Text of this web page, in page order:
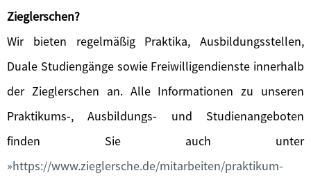
Zieglerschen?
Wir bieten regelmäßig Praktika, Ausbildungsstellen,
Duale Studiengänge sowie Freiwilligendienste innerhalb
der Zieglerschen an. Alle Informationen zu unseren
Praktikums-, Ausbildungs- und Studienangeboten
finden Sie auch unter
https://www.zieglersche.de/mitarbeiten/praktikum-